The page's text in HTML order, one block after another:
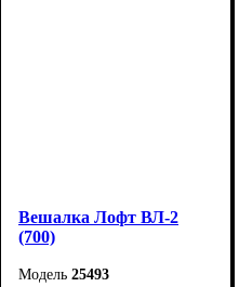
Вешалка Лофт ВЛ-2
(700)
25493